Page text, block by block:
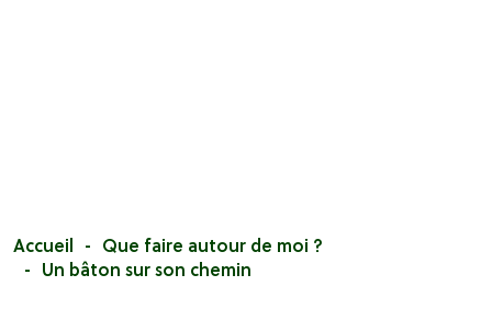
Accueil
Que faire autour de moi ?
Un bâton sur son chemin